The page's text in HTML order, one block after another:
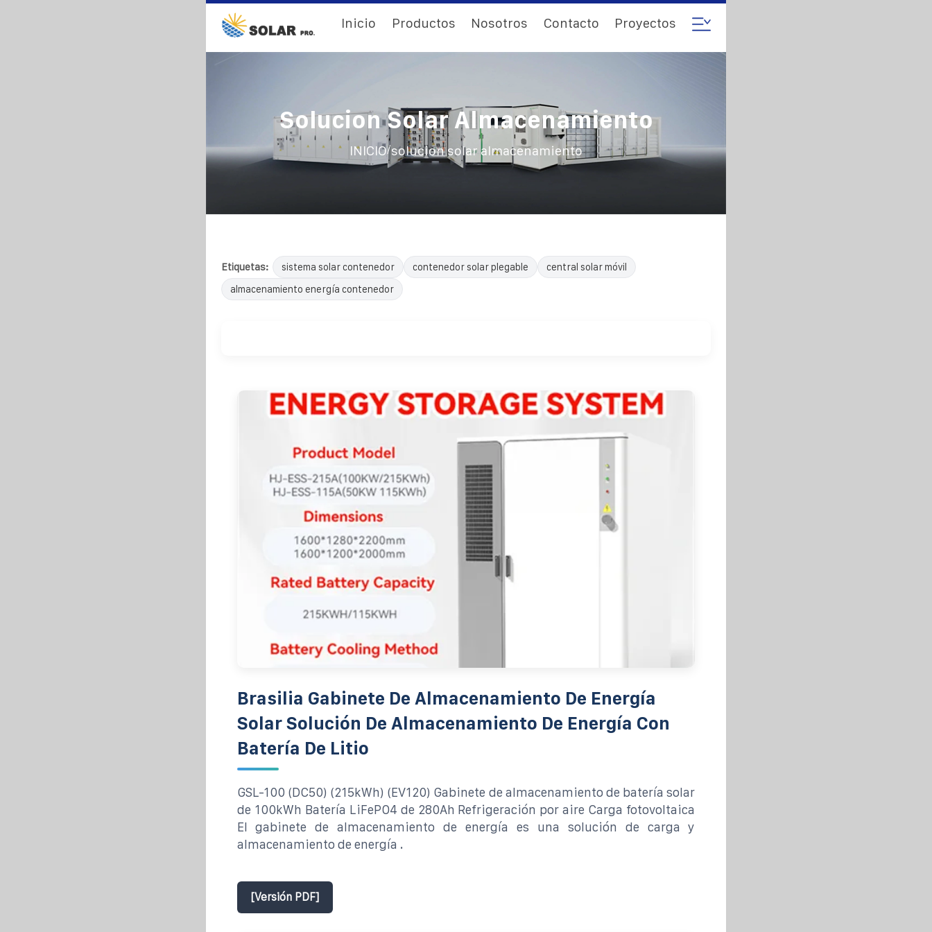
Inicio Productos Nosotros Contacto Proyectos
Solucion Solar Almacenamiento
INICIO/solucion solar almacenamiento
Etiquetas: sistema solar contenedor contenedor solar plegable
central solar móvil
almacenamiento energía contenedor
Brasilia Gabinete De Almacenamiento De Energía
Solar Solución De Almacenamiento De Energía Con
Batería De Litio
GSL-100 (DC50) (215kWh) (EV120) Gabinete de almacenamiento de batería solar
de 100kWh Batería LiFePO4 de 280Ah Refrigeración por aire Carga fotovoltaica
El gabinete de almacenamiento de energía es una solución de carga y
almacenamiento de energía .
[Versión PDF]